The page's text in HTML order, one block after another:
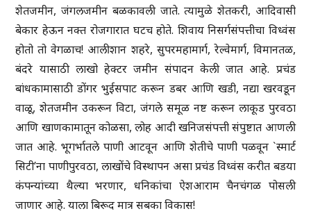
शेतजमीन, जंगलजमीन बळकावली जाते. त्यामुळे शेतकरी, आदिवासी
बेकार हेऊन नक्त रोजगारात घटच होते. शिवाय निसर्गसंपत्तीचा विध्वंस
होतो तो वेगळाच! आलीशान शहरे, सुपरमहामार्ग, रेल्वेमार्ग, विमानतळ,
बंदरे यासाठी लाखो हेक्टर जमीन संपादन केली जात आहे. प्रचंड
बांधकामासाठी डोंगर भुईसपाट करून डबर आणि खडी, नद्या खरवडून
वाळू, शेतजमीन उकरून विटा, जंगले समूळ नष्ट करून लाकूड पुरवठा
आणि खाणकामातून कोळसा, लोह आदी खनिजसंपत्ती संपुष्टात आणली
जात आहे. भूगर्भातले पाणी आटवून आणि शेतीचे पाणी पळवून `स्मार्ट
सिटी’ना पाणीपुरवठा, लाखोंचे विस्थापन असा प्रचंड विध्वंस करीत बडया
कंपन्यांच्या थैल्या भरणार, धनिकांचा ऐशआराम चैनचंगळ पोसली
जाणार आहे. याला बिरूद मात्र सबका विकास!